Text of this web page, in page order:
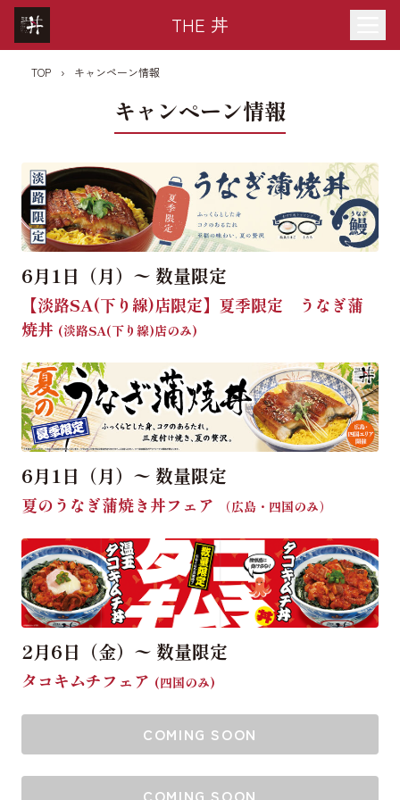
THE 丼
TOP › キャンペーン情報
キャンペーン情報
6月1日（月）〜 数量限定
【淡路SA(下り線)店限定】夏季限定 うなぎ蒲
焼丼 (淡路SA(下り線)店のみ)
6月1日（月）〜 数量限定
夏のうなぎ蒲焼き丼フェア （広島・四国のみ）
2月6日（金）〜 数量限定
タコキムチフェア (四国のみ)
COMING SOON
COMING SOON